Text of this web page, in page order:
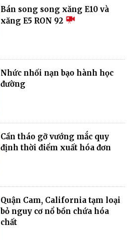
Bán song song xăng E10 và
xăng E5 RON 92
Nhức nhối nạn bạo hành học
đường
Cần tháo gỡ vướng mắc quy
định thời điểm xuất hóa đơn
Quận Cam, California tạm loại
bỏ nguy cơ nổ bồn chứa hóa
chất